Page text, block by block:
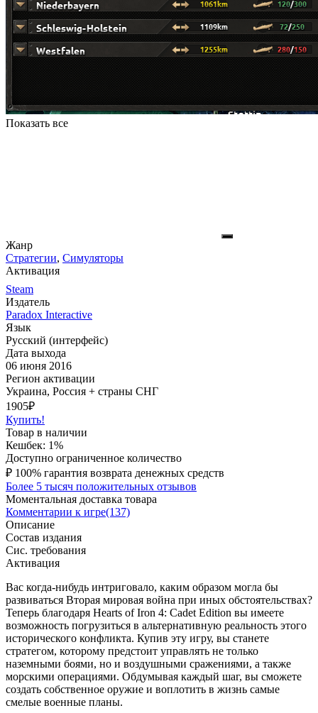
Показать все
Жанр
Стратегии, Симуляторы
Активация
Steam
Издатель
Paradox Interactive
Язык
Русский (интерфейс)
Дата выхода
06 июня 2016
Регион активации
Украина, Россия + страны СНГ
1905₽
Купить!
Товар в наличии
Кешбек: 1%
Доступно ограниченное количество
₽ 100% гарантия возврата денежных средств
Более 5 тысяч положительных отзывов
Моментальная доставка товара
Комментарии к игре(137)
Описание
Состав издания
Сис. требования
Активация
Вас когда-нибудь интриговало, каким образом могла бы
развиваться Вторая мировая война при иных обстоятельствах?
Теперь благодаря Hearts of Iron 4: Cadet Edition вы имеете
возможность погрузиться в альтернативную реальность этого
исторического конфликта. Купив эту игру, вы станете
стратегом, которому предстоит управлять не только
наземными боями, но и воздушными сражениями, а также
морскими операциями. Обдумывая каждый шаг, вы сможете
создать собственное оружие и воплотить в жизнь самые
смелые военные планы.